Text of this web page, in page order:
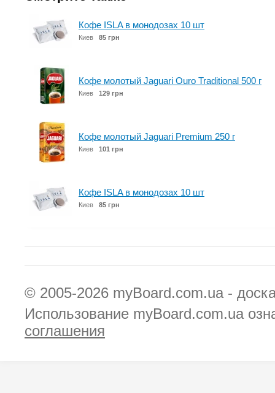
Кофе ISLA в монодозах 10 шт
Киев 85 грн
Кофе молотый Jaguari Ouro Traditional 500 г
Киев 129 грн
Кофе молотый Jaguari Premium 250 г
Киев 101 грн
Кофе ISLA в монодозах 10 шт
Киев 85 грн
© 2005-2026 myBoard.com.ua -
Использование myBoard.com.ua
соглашения